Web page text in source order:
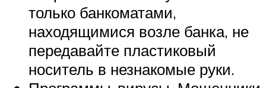
только банкоматами,
находящимися возле банка, не
передавайте пластиковый
носитель в незнакомые руки.